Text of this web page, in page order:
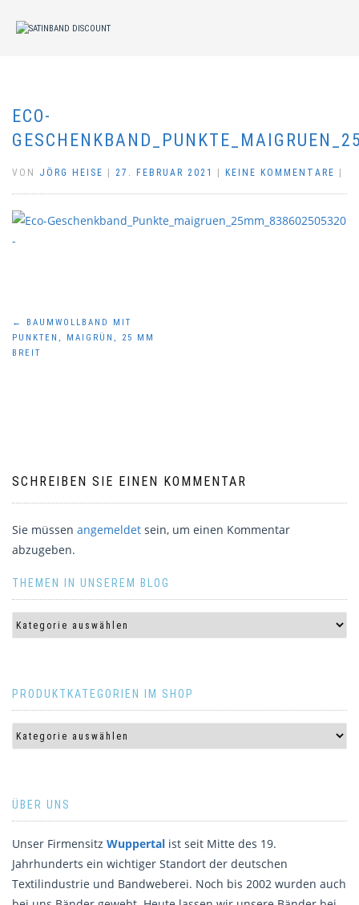
ECO-
VON JÖRG HEISE 27. FEBRUAR 2021 KEINE KOMMENTARE
Beitragsnavigation
←
BAUMWOLLBAND MIT
PUNKTEN, MAIGRÜN, 25 MM
BREIT
SCHREIBEN SIE EINEN KOMMENTAR
Sie müssen angemeldet sein, um einen Kommentar
abzugeben.
THEMEN IN UNSEREM BLOG
PRODUKTKATEGORIEN IM SHOP
ÜBER UNS
Unser Firmensitz Wuppertal ist seit Mitte des 19.
Jahrhunderts ein wichtiger Standort der deutschen
Textilindustrie und Bandweberei. Noch bis 2002 wurden auch